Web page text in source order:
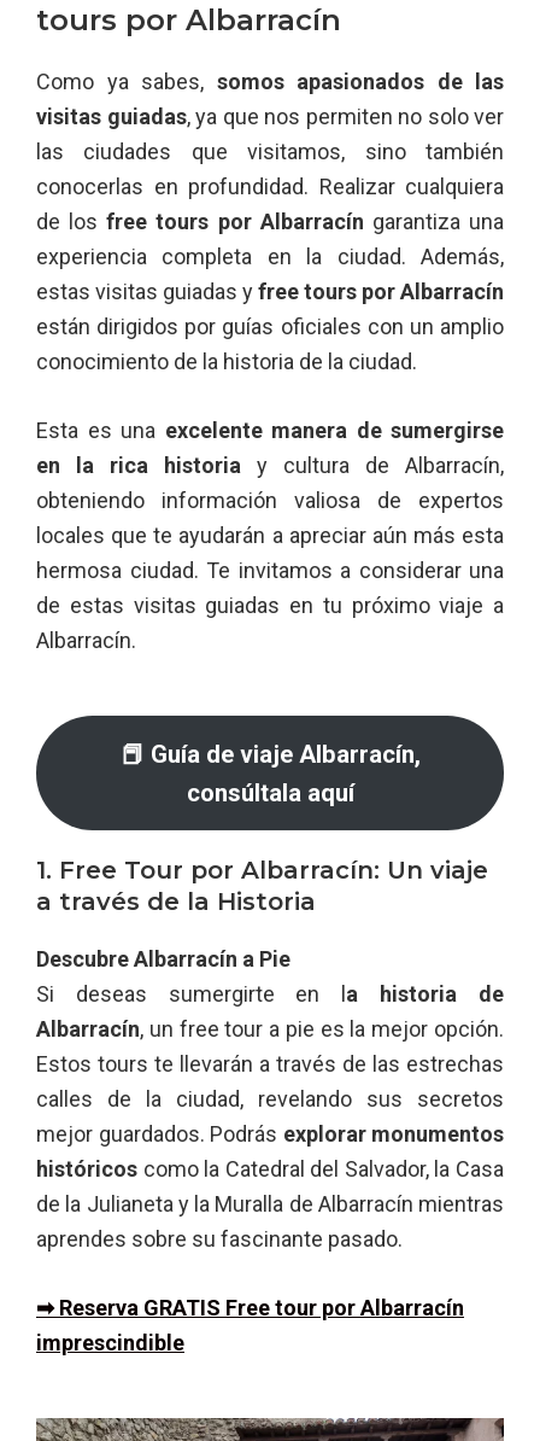
tours por Albarracín
Como ya sabes, somos apasionados de las
visitas guiadas, ya que nos permiten no solo ver
las ciudades que visitamos, sino también
conocerlas en profundidad. Realizar cualquiera
de losfree tours por Albarracín garantiza una
experiencia completa en la ciudad. Además,
estas visitas guiadas yfree tours por Albarracín
están dirigidos por guías oficiales con un amplio
conocimiento de la historia de la ciudad.
Esta es una excelente manera de sumergirse
en la rica historia y cultura de Albarracín,
obteniendo información valiosa de expertos
locales que te ayudarán a apreciar aún más esta
hermosa ciudad. Te invitamos a considerar una
de estas visitas guiadas en tu próximo viaje a
Albarracín.
📕 Guía de viaje Albarracín,
consúltala aquí
1. Free Tour por Albarracín: Un viaje
a través de la Historia
Descubre Albarracín a Pie
Si deseas sumergirte en l a historia de
Albarracín, un free tour a pie es la mejor opción.
Estos tours te llevarán a través de las estrechas
calles de la ciudad, revelando sus secretos
mejor guardados. Podrás explorar monumentos
históricos como la Catedral del Salvador, la Casa
de la Julianeta y la Muralla de Albarracín mientras
aprendes sobre su fascinante pasado.
➡ Reserva GRATIS Free tour por Albarracín
imprescindible